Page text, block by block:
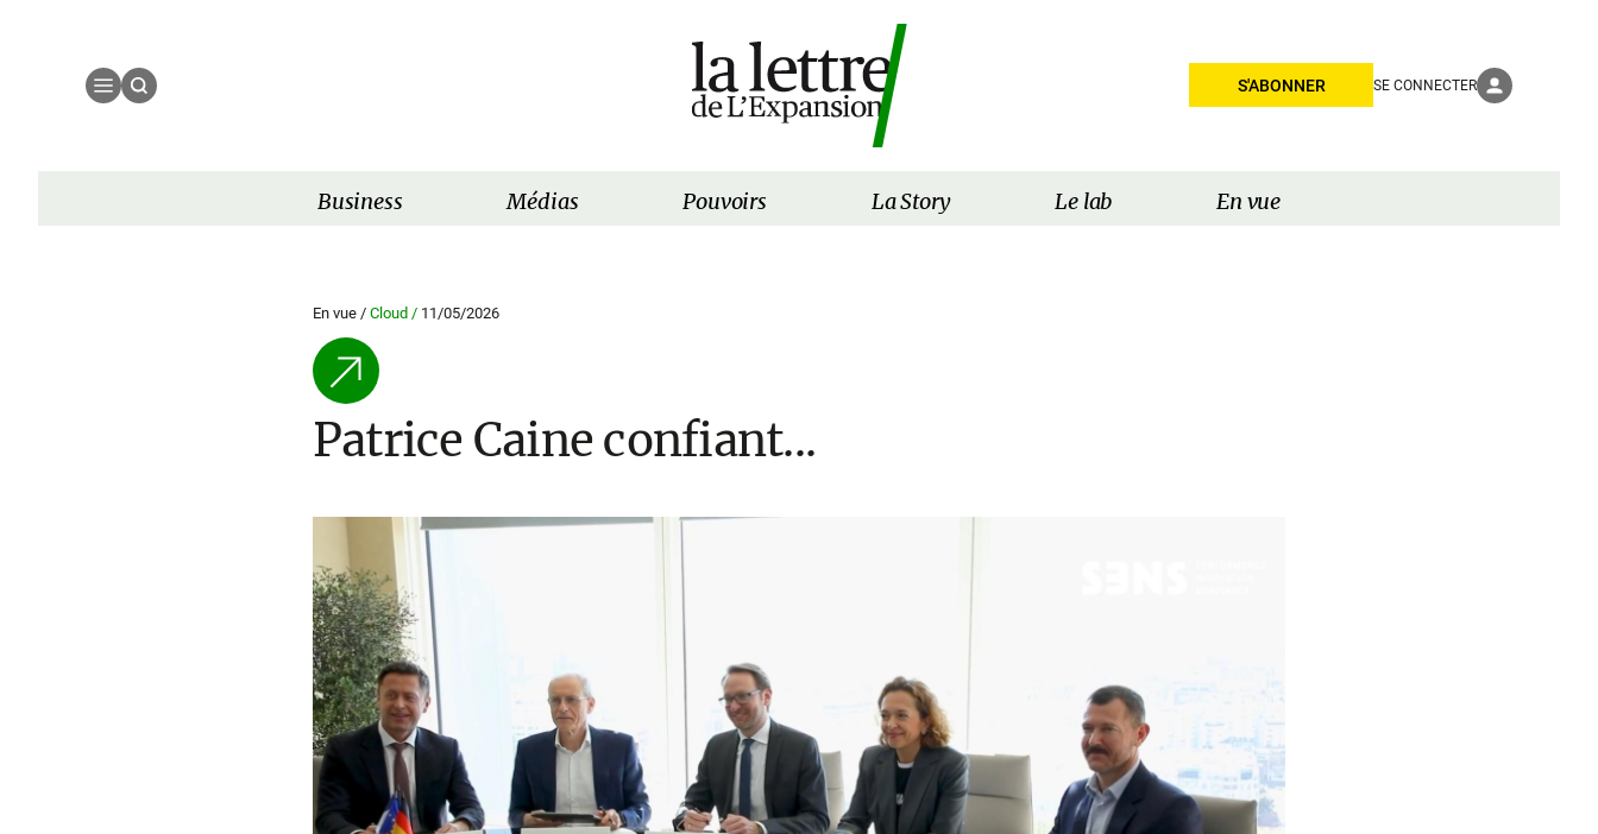
S'ABONNER SE CONNECTER
Business Médias Pouvoirs La Story Le lab En vue
En vue / Cloud / 11/05/2026
Patrice Caine confiant...